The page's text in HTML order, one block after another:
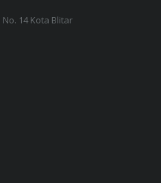
14 Kota Blitar